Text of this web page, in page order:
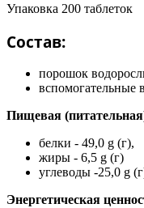
Упаковка 200 таблеток
Состав:
порошок
вспомогательные
Пищевая
белки - 49,0 g (г),
жиры - 6,5 g (г)
углеводы -25,0 g
Энергетическая